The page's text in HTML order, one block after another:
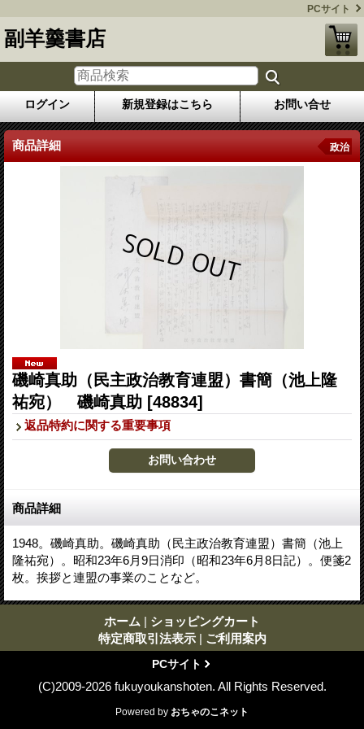
PCサイト
副羊羹書店
ログイン 新規登録はこちら お問い合せ
商品詳細 政治
磯崎真助（民主政治教育連盟）書簡（池上隆
祐宛） 磯崎真助 [48834]
返品特約に関する重要事項
商品詳細
1948。磯崎真助。磯崎真助（民主政治教育連盟）書簡（池上
隆祐宛）。昭和23年6月9日消印（昭和23年6月8日記）。便箋2
枚。挨拶と連盟の事業のことなど。
ホーム | ショッピングカート
特定商取引法表示 | ご利用案内
PCサイト
(C)2009-2026 fukuyoukanshoten. All Rights Reserved.
Powered by おちゃのこネット